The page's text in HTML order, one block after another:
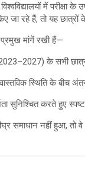
में
जा रहे हैं, तो यह
मांगें रखी हैं—
के सभी
स्थिति के बीच
सुनिश्चित करते हुए
समाधान नहीं हुआ, तो